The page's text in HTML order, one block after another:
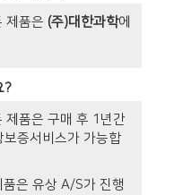
제품은 (주)대한과학에
?
제품은 구매 후 1년간
보증서비스가 가능합
은 유상 A/S가 진행